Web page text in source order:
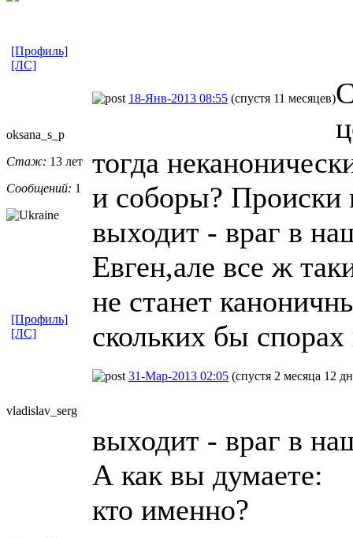
[Профиль]
[ЛС]
oksana_s_p
Стаж: 13 лет
Сообщений: 1
18-Янв-2013 08:55 (спустя 11 месяцев)
тогда
и соборы? Происки
выходит - враг в
Евген,але все ж
не станет
скольких бы
[Профиль]
[ЛС]
vladislav_se​rg
31-Мар-2013 02:05 (спустя 2 месяца 12
выходит - враг в
А как вы думаете:
кто именно?